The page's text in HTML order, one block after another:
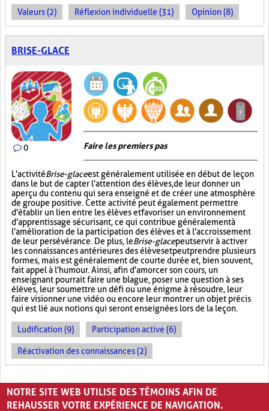
Valeurs (2) Réflexion individuelle (31) Opinion (8)
BRISE-GLACE
0 Faire les premiers pas
L'activitéBrise-glaceest généralement utilisée en début de leçon
dans le but de capter l'attention des élèves, de leur donner un
aperçu du contenu qui sera enseigné et de créer une atmosphère
de groupe positive. Cette activité peut également permettre
d'établir un lien entre les élèves et favoriser un environnement
d'apprentissage sécurisant, ce qui contribue généralement à
l'amélioration de la participation des élèves et à l'accroissement
de leur persévérance. De plus, leBrise-glacepeut servir à activer
les connaissances antérieures des élèves et peut prendre plusieurs
formes, mais est généralement de courte durée et, bien souvent,
fait appel à l'humour. Ainsi, afin d'amorcer son cours, un
enseignant pourrait faire une blague, poser une question à ses
élèves, leur soumettre un défi ou une énigme à résoudre, leur
faire visionner une vidéo ou encore leur montrer un objet précis
qui est lié aux notions qui seront enseignées lors de la leçon.
Ludification (9) Participation active (6)
Réactivation des connaissances (2)
PAGES
1 2 › »
NOTRE SITE WEB UTILISE DES TÉMOINS AFIN DE
REHAUSSER VOTRE EXPÉRIENCE DE NAVIGATION.